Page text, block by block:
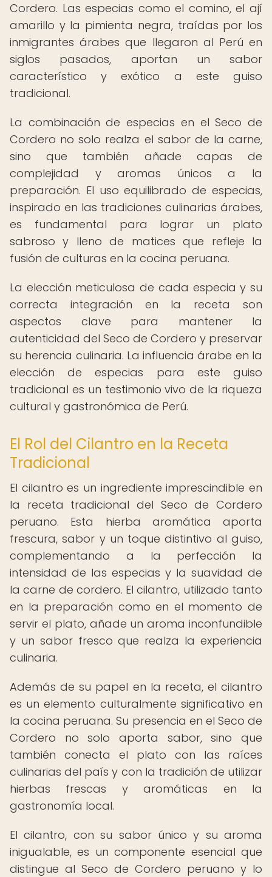
Cordero. Las especias como el comino, el ají
amarillo y la pimienta negra, traídas por los
inmigrantes árabes que llegaron al Perú en
siglos pasados, aportan un sabor
característico y exótico a este guiso
tradicional.
La combinación de especias en el Seco de
Cordero no solo realza el sabor de la carne,
sino que también añade capas de
complejidad y aromas únicos a la
preparación. El uso equilibrado de especias,
inspirado en las tradiciones culinarias árabes,
es fundamental para lograr un plato
sabroso y lleno de matices que refleje la
fusión de culturas en la cocina peruana.
La elección meticulosa de cada especia y su
correcta integración en la receta son
aspectos clave para mantener la
autenticidad del Seco de Cordero y preservar
su herencia culinaria. La influencia árabe en la
elección de especias para este guiso
tradicional es un testimonio vivo de la riqueza
cultural y gastronómica de Perú.
El Rol del Cilantro en la Receta
Tradicional
El cilantro es un ingrediente imprescindible en
la receta tradicional del Seco de Cordero
peruano. Esta hierba aromática aporta
frescura, sabor y un toque distintivo al guiso,
complementando a la perfección la
intensidad de las especias y la suavidad de
la carne de cordero. El cilantro, utilizado tanto
en la preparación como en el momento de
servir el plato, añade un aroma inconfundible
y un sabor fresco que realza la experiencia
culinaria.
Además de su papel en la receta, el cilantro
es un elemento culturalmente significativo en
la cocina peruana. Su presencia en el Seco de
Cordero no solo aporta sabor, sino que
también conecta el plato con las raíces
culinarias del país y con la tradición de utilizar
hierbas frescas y aromáticas en la
gastronomía local.
El cilantro, con su sabor único y su aroma
inigualable, es un componente esencial que
distingue al Seco de Cordero peruano y lo